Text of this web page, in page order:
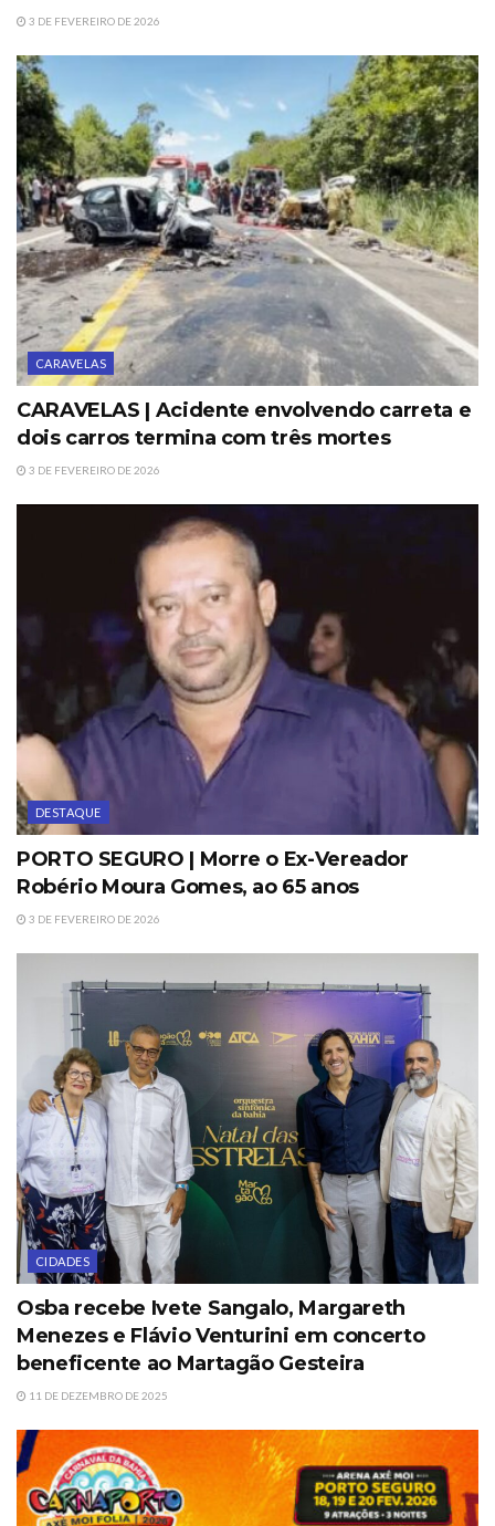
3 DE FEVEREIRO DE 2026
CARAVELAS
CARAVELAS | Acidente envolvendo carreta e
dois carros termina com três mortes
3 DE FEVEREIRO DE 2026
DESTAQUE
PORTO SEGURO | Morre o Ex-Vereador
Robério Moura Gomes, ao 65 anos
3 DE FEVEREIRO DE 2026
CIDADES
Osba recebe Ivete Sangalo, Margareth
Menezes e Flávio Venturini em concerto
beneficente ao Martagão Gesteira
11 DE DEZEMBRO DE 2025